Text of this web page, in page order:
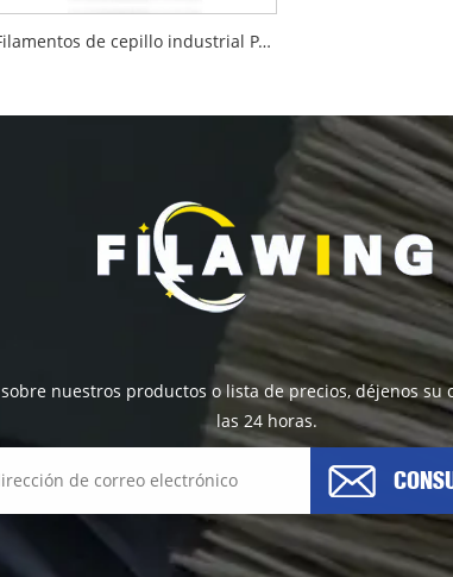
Filamentos de cepillo industrial PA 6
nuestros productos o lista de precios, déjenos
las 24 horas.